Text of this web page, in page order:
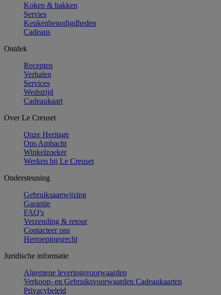
Koken & bakken
Servies
Keukenbenodigdheden
Cadeaus
Ontdek
Recepten
Verhalen
Services
Wedstrijd
Cadeaukaart
Over Le Creuset
Onze Heritage
Ons Ambacht
Winkelzoeker
Werken bij Le Creuset
Ondersteuning
Gebruiksaanwijzing
Garantie
FAQ's
Verzending & retour
Contacteer ons
Herroepingsrecht
Juridische informatie
Algemene leveringsvoorwaarden
Verkoop- en Gebruiksvoorwaarden Cadeaukaarten
Privacybeleid